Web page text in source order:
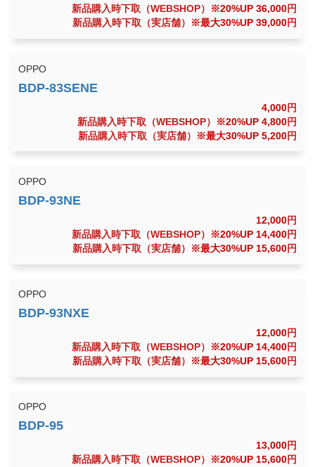
新品購入時下取（WEBSHOP）
※20%UP 36,000円
新品購入時下取（実店舗）
※最大30%UP 39,000円
OPPO
4,000円
新品購入時下取（WEBSHOP）
※20%UP 4,800円
新品購入時下取（実店舗）
※最大30%UP 5,200円
OPPO
12,000円
新品購入時下取（WEBSHOP）
※20%UP 14,400円
新品購入時下取（実店舗）
※最大30%UP 15,600円
OPPO
12,000円
新品購入時下取（WEBSHOP）
※20%UP 14,400円
新品購入時下取（実店舗）
※最大30%UP 15,600円
OPPO
13,000円
新品購入時下取（WEBSHOP）
※20%UP 15,600円